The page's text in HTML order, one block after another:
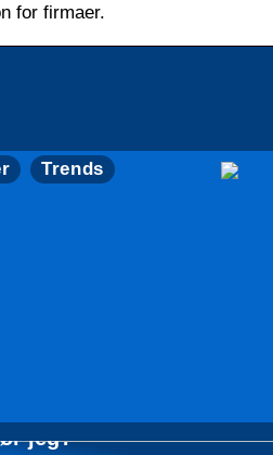
for firmaer.
Trends
jeg?